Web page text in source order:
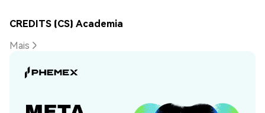
CREDITS (CS) Academia
Mais